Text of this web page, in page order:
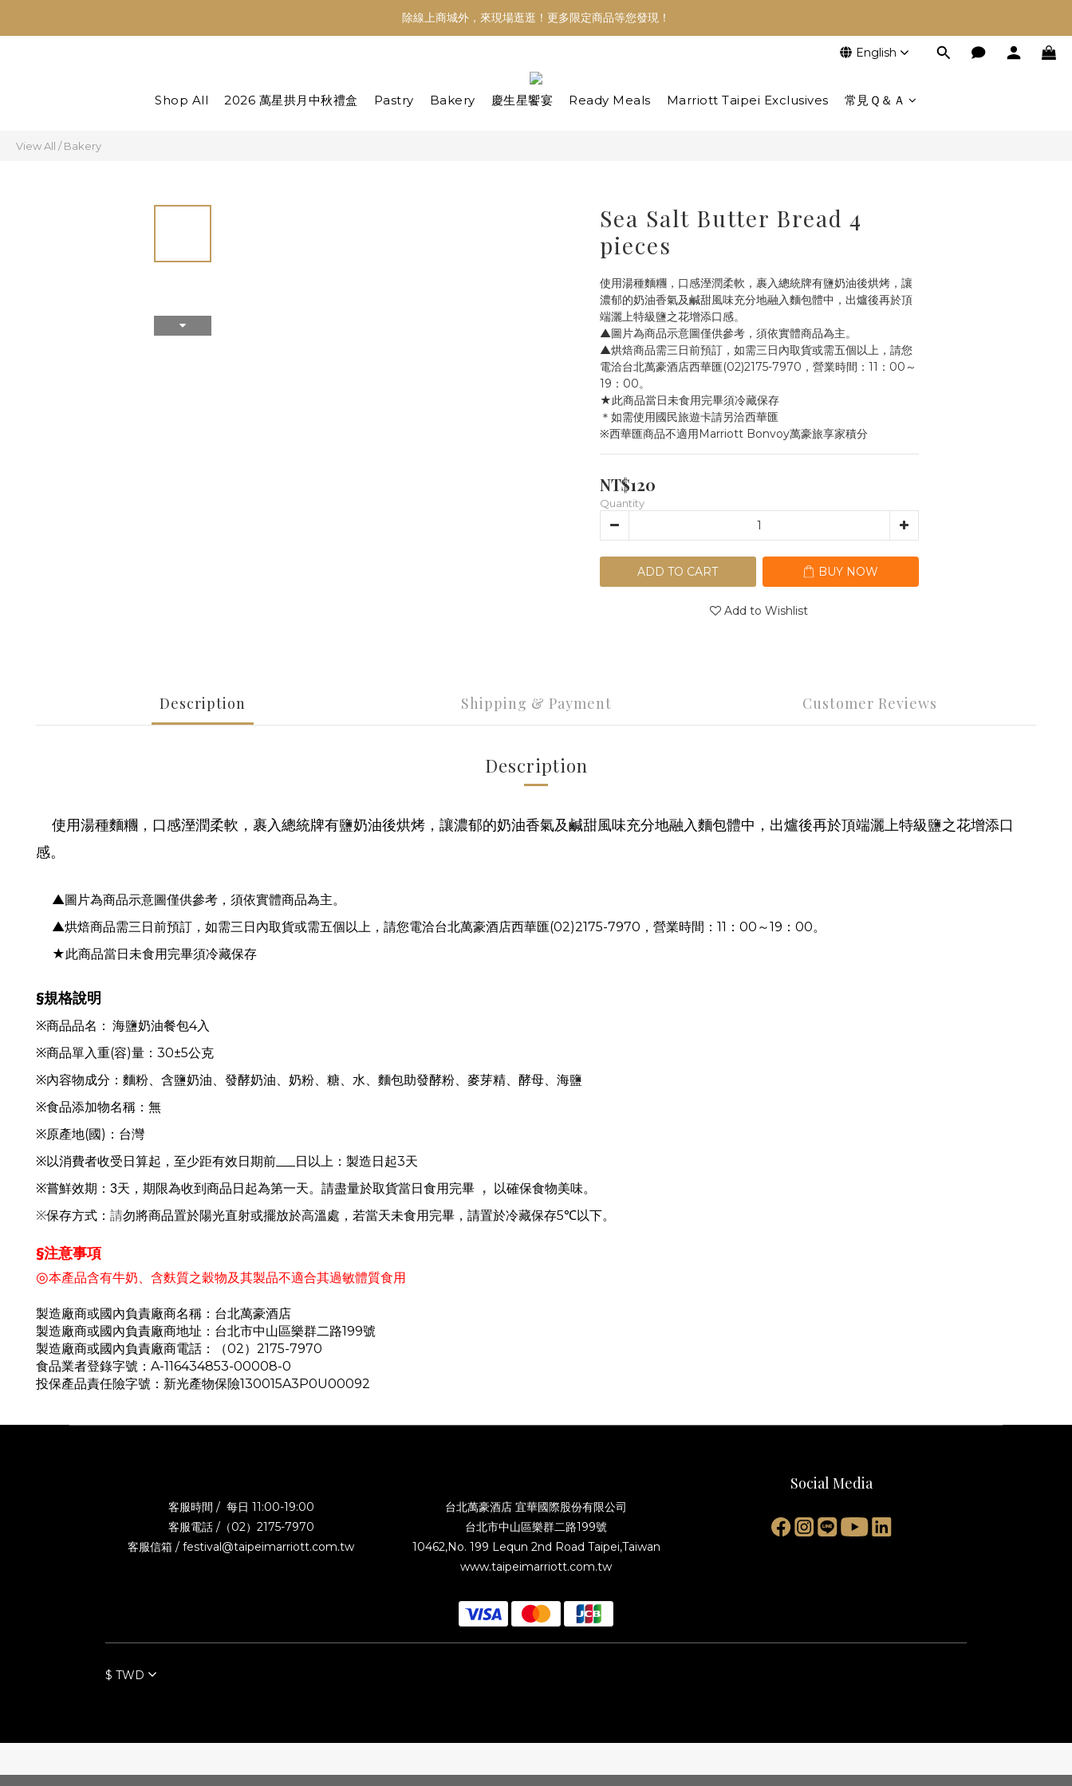
除線上商城外，來現場逛逛！更多限定商品等您發現！
English
Shop All 2026 萬星拱月中秋禮盒 Pastry Bakery 慶生星饗宴 Ready Meals Marriott Taipei Exclusives 常見Ｑ＆Ａ
View All /Bakery
Sea Salt Butter Bread 4
pieces
使用湯種麵糰，口感溼潤柔軟，裹入總統牌有鹽奶油後烘烤，讓
濃郁的奶油香氣及鹹甜風味充分地融入麵包體中，出爐後再於頂
端灑上特級鹽之花增添口感。
▲圖片為商品示意圖僅供參考，須依實體商品為主。
▲烘焙商品需三日前預訂，如需三日內取貨或需五個以上，請您
電洽台北萬豪酒店西華匯(02)2175-7970，營業時間：11：00～
19：00。
★此商品當日未食用完畢須冷藏保存
＊如需使用國民旅遊卡請另洽西華匯
※西華匯商品不適用Marriott Bonvoy萬豪旅享家積分
NT$120
Quantity
ADD TO CART BUY NOW
Add to Wishlist
Description Shipping & Payment Customer Reviews
Description
使用湯種麵糰，口感溼潤柔軟，裹入總統牌有鹽奶油後烘烤，讓濃郁的奶油香氣及鹹甜風味充分地融入麵包體中，出爐後再於頂端灑上特級鹽之花增添口
感。
▲圖片為商品示意圖僅供參考，須依實體商品為主。
▲烘焙商品需三日前預訂，如需三日內取貨或需五個以上，請您電洽台北萬豪酒店西華匯(02)2175-7970，營業時間：11：00～19：00。
★此商品當日未食用完畢須冷藏保存
§規格說明
※商品品名： 海鹽奶油餐包4入
※商品單入重(容)量：30±5公克
※內容物成分：麵粉、含鹽奶油、發酵奶油、奶粉、糖、水、麵包助發酵粉、麥芽精、酵母、海鹽
※食品添加物名稱：無
※原產地(國)： 台灣
※以消費者收受日算起，至少距有效日期前___日以上：製造日起3天
※嘗鮮效期：3天，期限為收到商品日起為第一天。請盡量於取貨當日食用完畢 ， 以確保食物美味。
※保存方式： 請勿將商品置於陽光直射或擺放於高溫處， 若當天未食用完畢，請置於冷藏保存5℃以下。
§注意事項
◎本產品含有牛奶、含麩質之穀物及其製品不適合其過敏體質食用
製造廠商或國內負責廠商名稱：台北萬豪酒店
製造廠商或國內負責廠商地址：台北市中山區樂群二路199號
製造廠商或國內負責廠商電話：（02）2175-7970
食品業者登錄字號：A-116434853-00008-0
投保產品責任險字號：新光產物保險130015A3P0U00092
BUY NOW
客服時間 / 每日 11:00-19:00
客服電話 /（02）2175-7970
客服信箱 / festival@taipeimarriott.com.tw
台北萬豪酒店 宜華國際股份有限公司
台北市中山區樂群二路199號
10462,No. 199 Lequn 2nd Road Taipei,Taiwan
www.taipeimarriott.com.tw
Social Media
$ TWD